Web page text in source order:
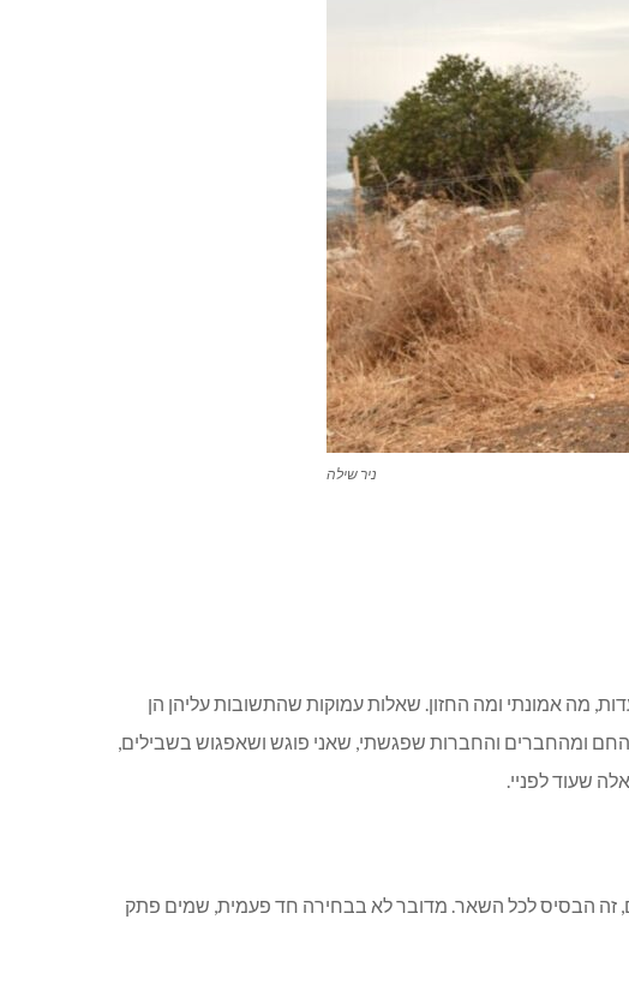
ניר שילה
מה אמונתי ומה החזון. שאלות עמוקות שהתשובות עליהן הן
החם ומהחברים והחברות שפגשתי, שאני פוגש ושאפגוש בשבילים,
שעוד לפניי.
זה הבסיס לכל השאר. מדובר לא בבחירה חד פעמית, שמים פתק